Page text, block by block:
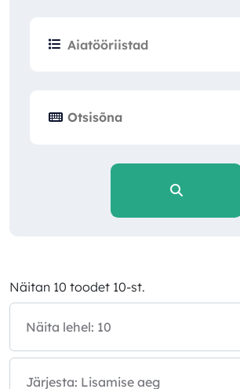
Näitan 10 toodet 10-st.